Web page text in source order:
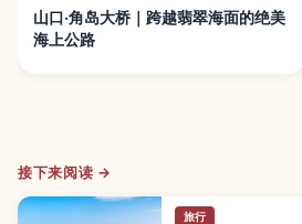
山口·角岛大桥｜跨越翡翠海面的绝美
海上公路
接下来阅读 →
旅行